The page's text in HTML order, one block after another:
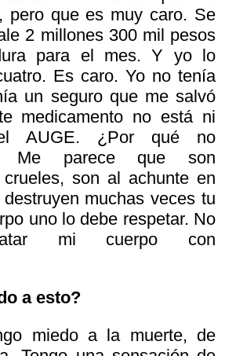
pero que es muy caro. Se
2 millones 300 mil pesos
para el mes. Y yo lo
Es caro. Yo no tenía
un seguro que me salvó
medicamento no está ni
AUGE. ¿Por qué no
Me parece que son
son al achunte en
muchas veces tu
uno lo debe respetar. No
mi cuerpo con
a esto?
miedo a la muerte, de